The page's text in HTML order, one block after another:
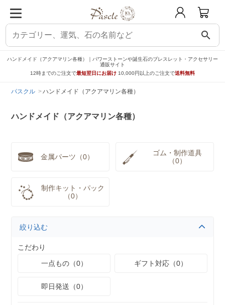
search
ハンドメイド（アクアマリン各種）｜パワーストーンや誕生石のブレスレット・アクセサリー
通販サイト
12時までのご注文で最短翌日にお届け 10,000円以上のご注文で送料無料
パスクル ハンドメイド（アクアマリン各種）
ハンドメイド（アクアマリン各種）
金属パーツ（0）
ゴム・制作道具
（0）
制作キット・パック
（0）
絞り込む
こだわり
一点もの（0）
ギフト対応（0）
即日発送（0）